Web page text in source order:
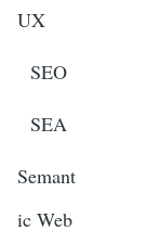
UX
SEO
SEA
Semant
ic Web